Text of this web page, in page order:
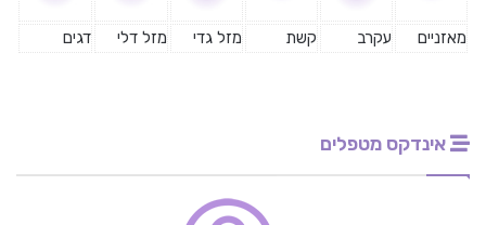
מאזניים עקרב קשת מזל גדי מזל דלי דגים
אינדקס מטפלים